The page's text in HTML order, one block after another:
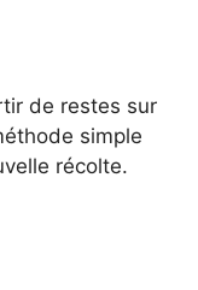
de restes sur
simple
récolte.